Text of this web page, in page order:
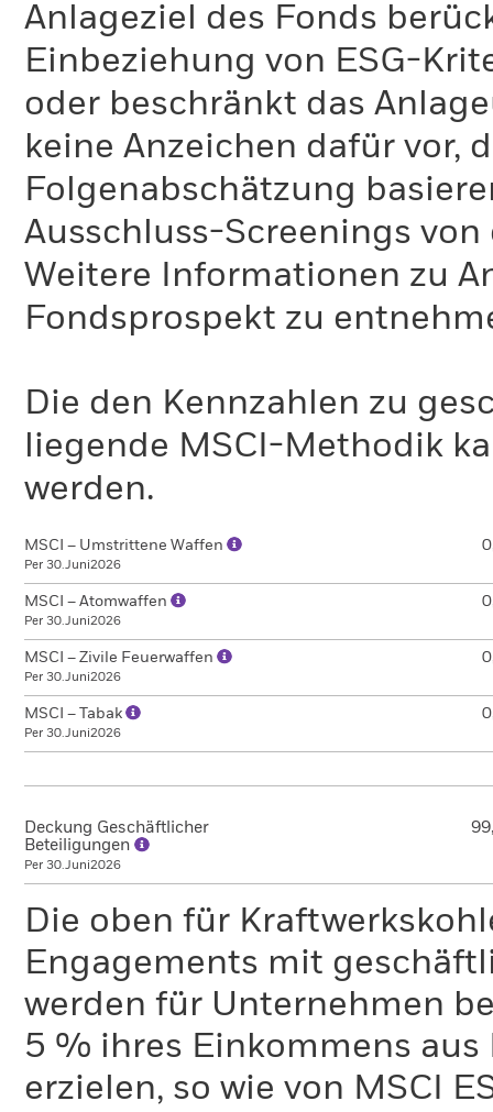
Anlageziel des Fonds
Einbeziehung von ESG-
oder beschränkt das
keine Anzeichen dafür vor,
Folgenabschätzung
Ausschluss-Screenings
Weitere Informationen zu
Fondsprospekt zu
Die den Kennzahlen zu
liegende MSCI-Methodik
werden.
MSCI – Umstrittene Waffen
Per 30.Juni2026
MSCI – Atomwaffen
Per 30.Juni2026
MSCI – Zivile Feuerwaffen
Per 30.Juni2026
MSCI – Tabak
Per 30.Juni2026
Deckung Geschäftlicher
Beteiligungen
Per 30.Juni2026
Die oben für
Engagements mit
werden für Unternehmen
5 % ihres Einkommens
erzielen, so wie von MSCI